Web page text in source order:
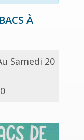
À
Samedi 20